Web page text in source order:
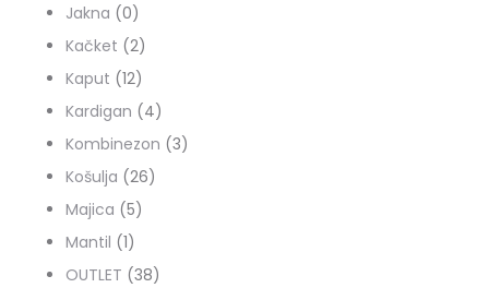
Jakna 00
proizvoda
Kačket 22
proizvoda
Kaput 1212
proizvoda
Kardigan 44
proizvoda
Kombinezon 33
Košulja 2626
Majica 55
Mantil 11
proizvod
OUTLET 3838